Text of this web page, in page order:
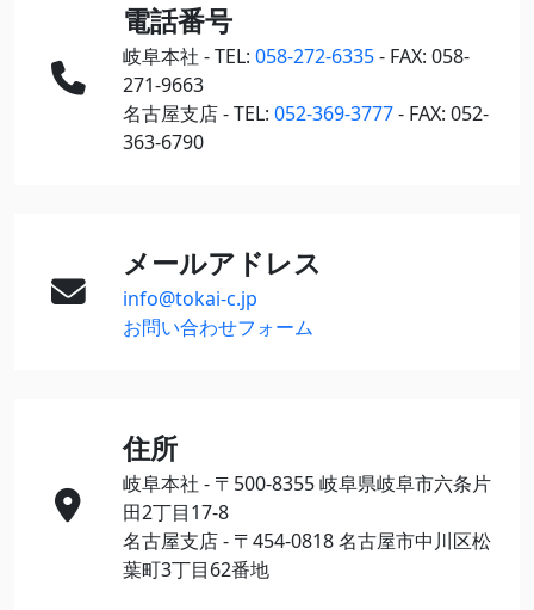
電話番号
岐阜本社 - TEL: 058-272-6335- FAX: 058-
271-9663
名古屋支店 - TEL: 052-369-3777- FAX: 052-
363-6790
メールアドレス
info@tokai-c.jp
お問い合わせフォーム
住所
岐阜本社 - 〒500-8355 岐阜県岐阜市六条片
田2丁目17-8
名古屋支店 - 〒454-0818 名古屋市中川区松
葉町3丁目62番地